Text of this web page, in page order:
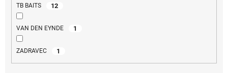
TB BAITS 12
VAN DEN EYNDE 1
ZADRAVEC 1